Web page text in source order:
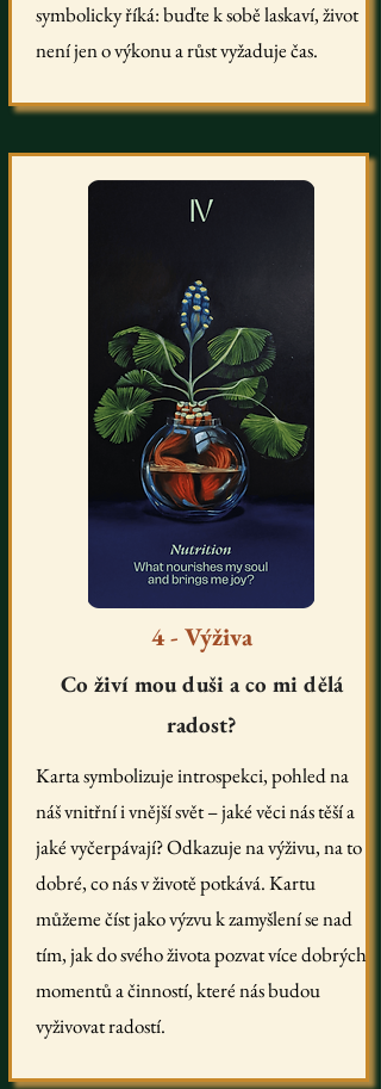
symbolicky říká: buďte k sobě laskaví, život
není jen o výkonu a růst vyžaduje čas.
4 - Výživa
Co živí mou duši a co mi dělá
radost?
Karta symbolizuje introspekci, pohled na
náš vnitřní i vnější svět – jaké věci nás těší a
jaké vyčerpávají? Odkazuje na výživu, na to
dobré, co nás v životě potkává. Kartu
můžeme číst jako výzvu k zamyšlení se nad
tím, jak do svého života pozvat více dobrých
momentů a činností, které nás budou
vyživovat radostí.